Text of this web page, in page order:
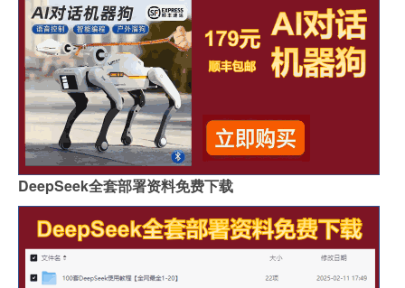
DeepSeek全套部署资料免费下载